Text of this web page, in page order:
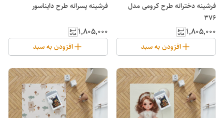
فرشینه دخترانه طرح کرومی مدل
۳۷۶
۱٬۸۰۵٬۰۰۰
افزودن به سبد
فرشینه پسرانه طرح دایناسور
۱٬۸۰۵٬۰۰۰
افزودن به سبد